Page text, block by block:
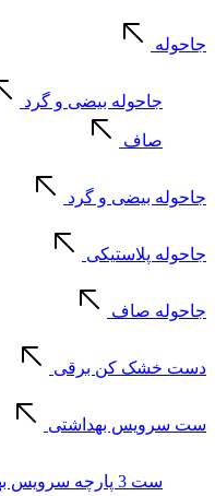
جاحوله
جاحوله بیضی و گرد
صاف
جاحوله بیضی و گرد
جاحوله پلاستیکی
جاحوله صاف
دست خشک کن برقی
ست سرویس بهداشتی
ست 3 پارچه سرویس بهداشتی